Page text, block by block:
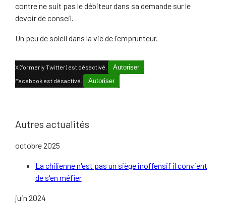
contre ne suit pas le débiteur dans sa demande sur le
devoir de conseil.
Un peu de soleil dans la vie de l'emprunteur.
X (formerly Twitter) est désactivé. Autoriser
Facebook est désactivé. Autoriser
Autres actualités
octobre 2025
La chilienne n'est pas un siège inoffensif il convient
de s'en méfier
juin 2024